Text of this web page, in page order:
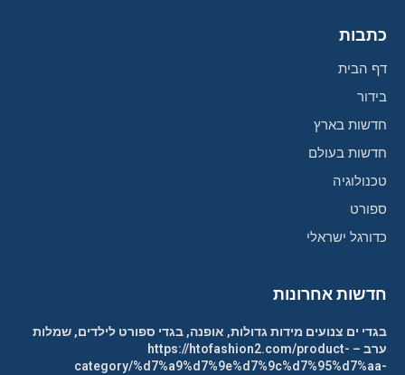
כתבות
דף הבית
בידור
חדשות בארץ
חדשות בעולם
טכנולוגיה
ספורט
כדורגל ישראלי
חדשות אחרונות
בגדי ים צנועים מידות גדולות, אופנה, בגדי ספורט לילדים, שמלות
ערב – https://htofashion2.com/product-
category/%d7%a9%d7%9e%d7%9c%d7%95%d7%aa-